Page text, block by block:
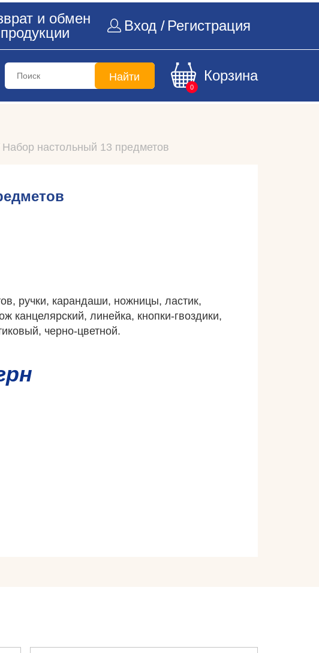
и обмен
продукции
Вход / Регистрация
Найти
0
Корзина
Набор настольный 13 предметов
ручки, карандаши, ножницы, ластик,
канцелярский, линейка, кнопки-гвоздики,
черно-цветной.